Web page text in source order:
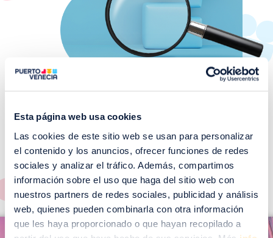
Esta página web usa cookies
Las cookies de este sitio web se usan para personalizar
el contenido y los anuncios, ofrecer funciones de redes
sociales y analizar el tráfico. Además, compartimos
información sobre el uso que haga del sitio web con
nuestros partners de redes sociales, publicidad y análisis
web, quienes pueden combinarla con otra información
que les haya proporcionado o que hayan recopilado a
¡No te pierdas nuestros
EVENTOS!
Ver todos >
m